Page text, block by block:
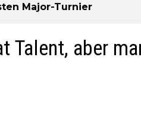
Major-Turnier
Talent, aber